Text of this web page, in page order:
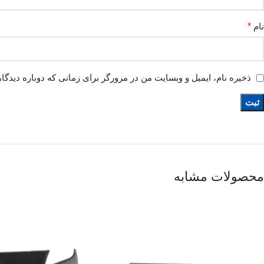
نام *
ذخیره نام، ایمیل و وبسایت من در مرورگر برای زمانی که دوباره
محصولات مشابه